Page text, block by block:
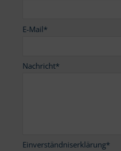
E-Mail*
Nachricht*
Einverständniserklärung*